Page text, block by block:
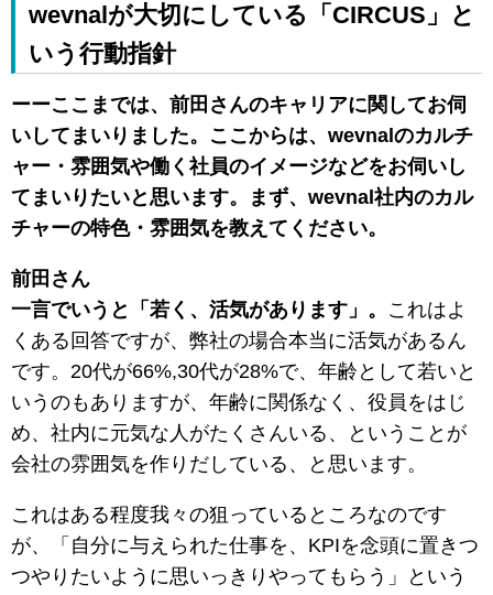
wevnalが大切にしている「CIRCUS」と
いう行動指針
ーーここまでは、前田さんのキャリアに関してお伺
いしてまいりました。ここからは、wevnalのカルチ
ャー・雰囲気や働く社員のイメージなどをお伺いし
てまいりたいと思います。まず、wevnal社内のカル
チャーの特色・雰囲気を教えてください。
前田さん
一言でいうと「若く、活気があります」。 これはよ
くある回答ですが、弊社の場合本当に活気があるん
です。20代が66%,30代が28%で、年齢として若いと
いうのもありますが、年齢に関係なく、役員をはじ
め、社内に元気な人がたくさんいる、ということが
会社の雰囲気を作りだしている、と思います。
これはある程度我々の狙っているところなのです
が、「自分に与えられた仕事を、KPIを念頭に置きつ
つやりたいように思いっきりやってもらう」という